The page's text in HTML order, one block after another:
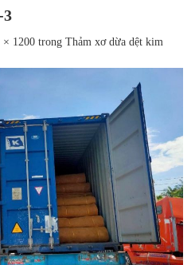
3
× 1200 trong Thảm xơ dừa dệt kim